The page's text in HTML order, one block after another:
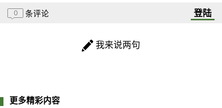
0 条评论 登陆
我来说两句
更多精彩内容